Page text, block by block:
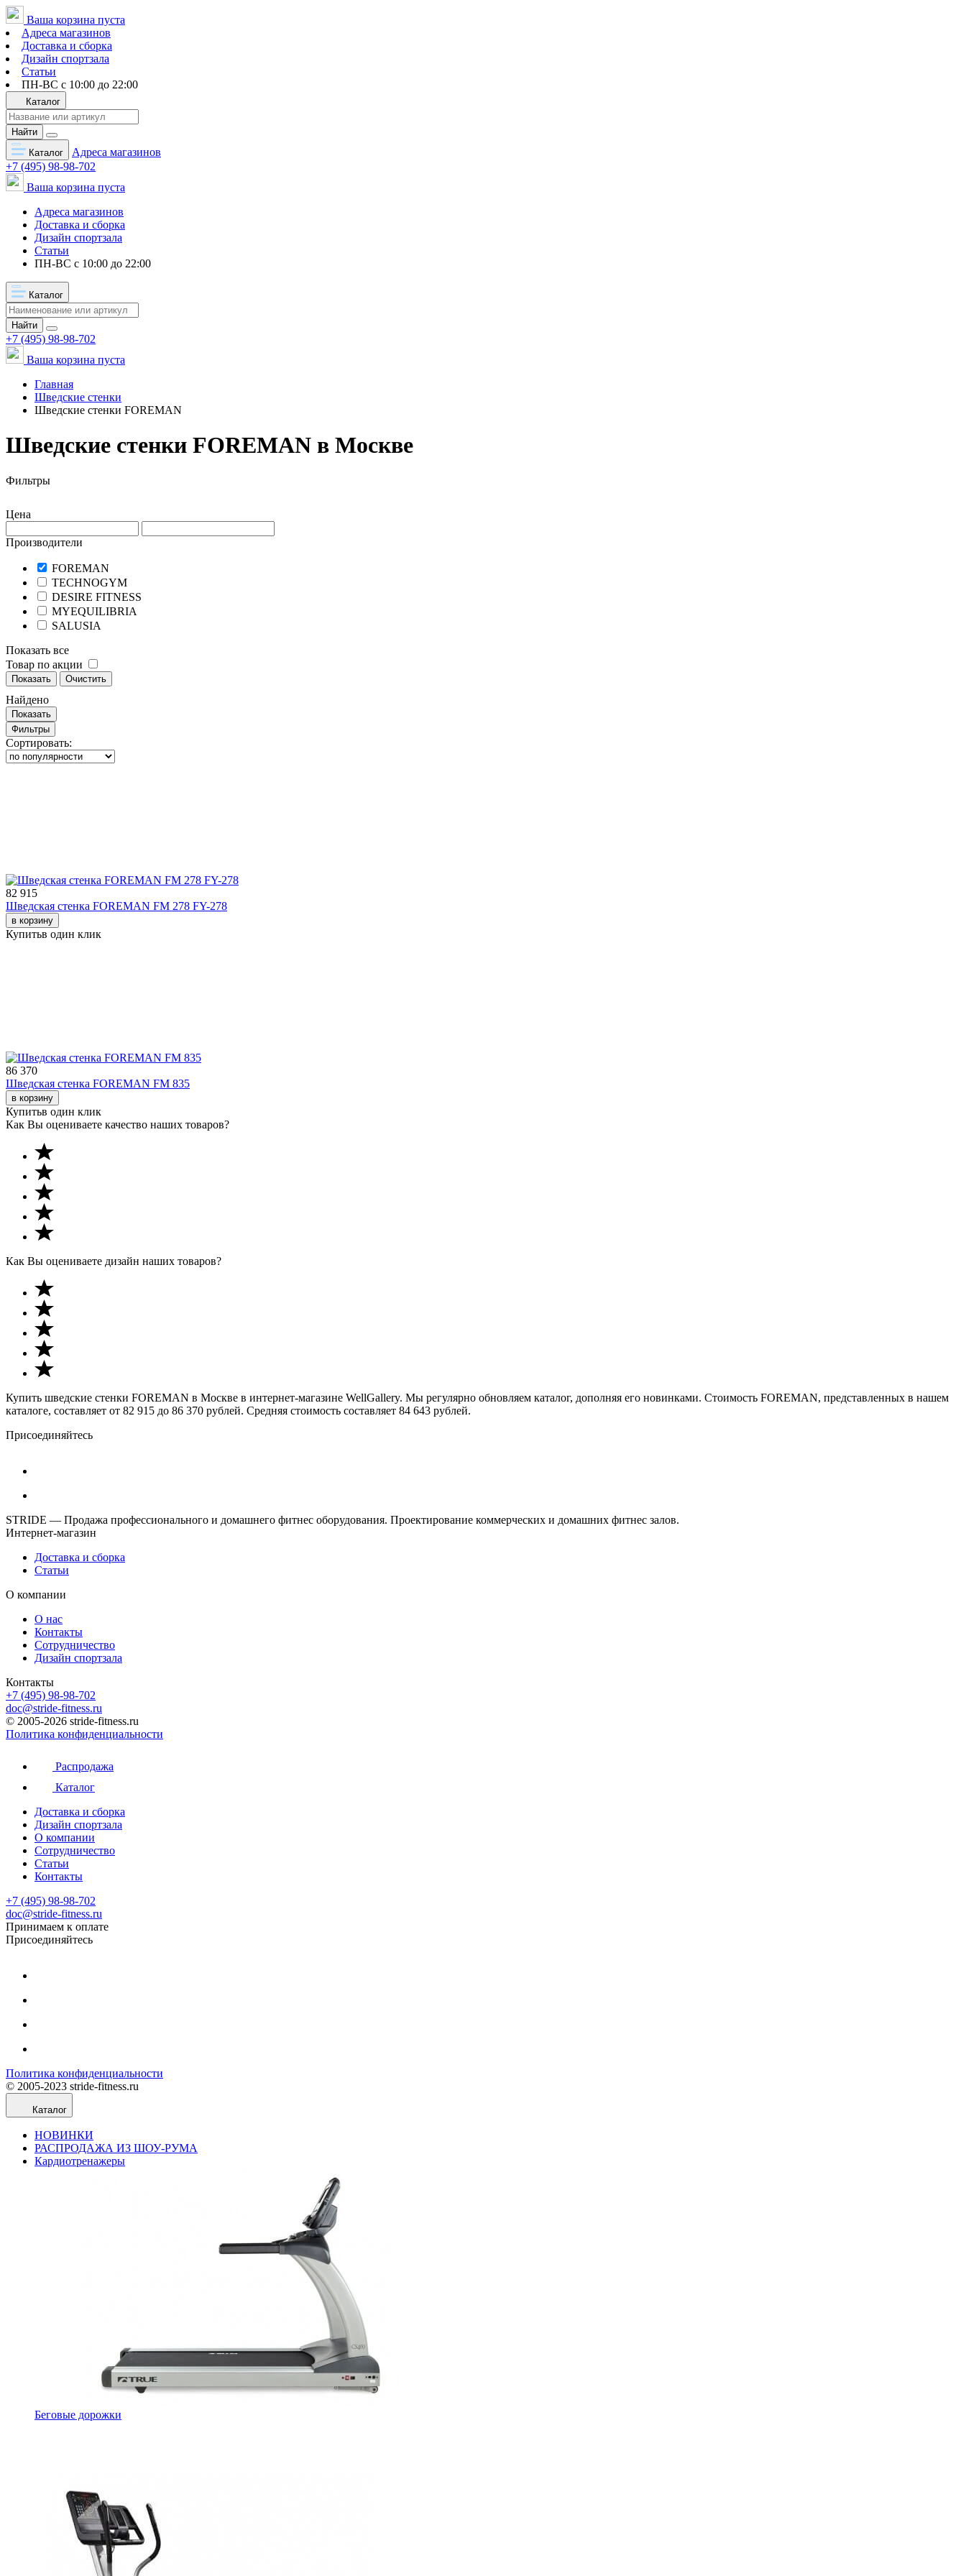
Ваша корзина пуста
Адреса магазинов
Доставка и сборка
Дизайн спортзала
Статьи
ПН-ВС с 10:00 до 22:00
Каталог
Найти
Каталог
Адреса магазинов
+7 (495) 98-98-702
Ваша корзина пуста
Адреса магазинов
Доставка и сборка
Дизайн спортзала
Статьи
ПН-ВС с 10:00 до 22:00
Каталог
Найти
+7 (495) 98-98-702
Ваша корзина пуста
Главная
Шведские стенки
Шведские стенки FOREMAN
Шведские стенки FOREMAN в Москве
Фильтры
Цена
Производители
FOREMAN
TECHNOGYM
DESIRE FITNESS
MYEQUILIBRIA
SALUSIA
Показать все
Товар по акции
Показать Очистить
Найдено
Показать
Фильтры
Сортировать:
82 915
Шведская стенка FOREMAN FM 278 FY-278
в корзину
Купитьв один клик
86 370
Шведская стенка FOREMAN FM 835
в корзину
Купитьв один клик
Как Вы оцениваете качество наших товаров?
Как Вы оцениваете дизайн наших товаров?
Купить шведские стенки FOREMAN в Москве в интернет-магазине WellGallery. Мы регулярно обновляем каталог, дополняя его новинками. Стоимость FOREMAN, представленных в нашем
каталоге, составляет от 82 915 до 86 370 рублей. Средняя стоимость составляет 84 643 рублей.
Присоединяйтесь
STRIDE — Продажа профессионального и домашнего фитнес оборудования. Проектирование коммерческих и домашних фитнес залов.
Интернет-магазин
Доставка и сборка
Статьи
О компании
О нас
Контакты
Сотрудничество
Дизайн спортзала
Контакты
+7 (495) 98-98-702
doc@stride-fitness.ru
© 2005-2026 stride-fitness.ru
Политика конфиденциальности
Распродажа
Каталог
Доставка и сборка
Дизайн спортзала
О компании
Сотрудничество
Статьи
Контакты
+7 (495) 98-98-702
doc@stride-fitness.ru
Принимаем к оплате
Присоединяйтесь
Политика конфиденциальности
© 2005-2023 stride-fitness.ru
Каталог
НОВИНКИ
РАСПРОДАЖА ИЗ ШОУ-РУМА
Кардиотренажеры
Беговые дорожки